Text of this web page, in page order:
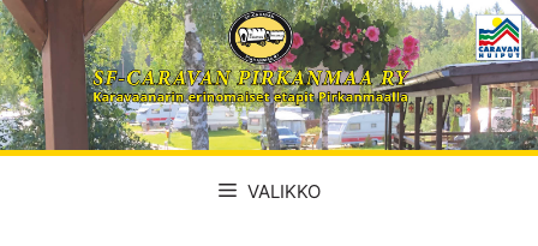
Siirry
sisältöön
VALIKKO